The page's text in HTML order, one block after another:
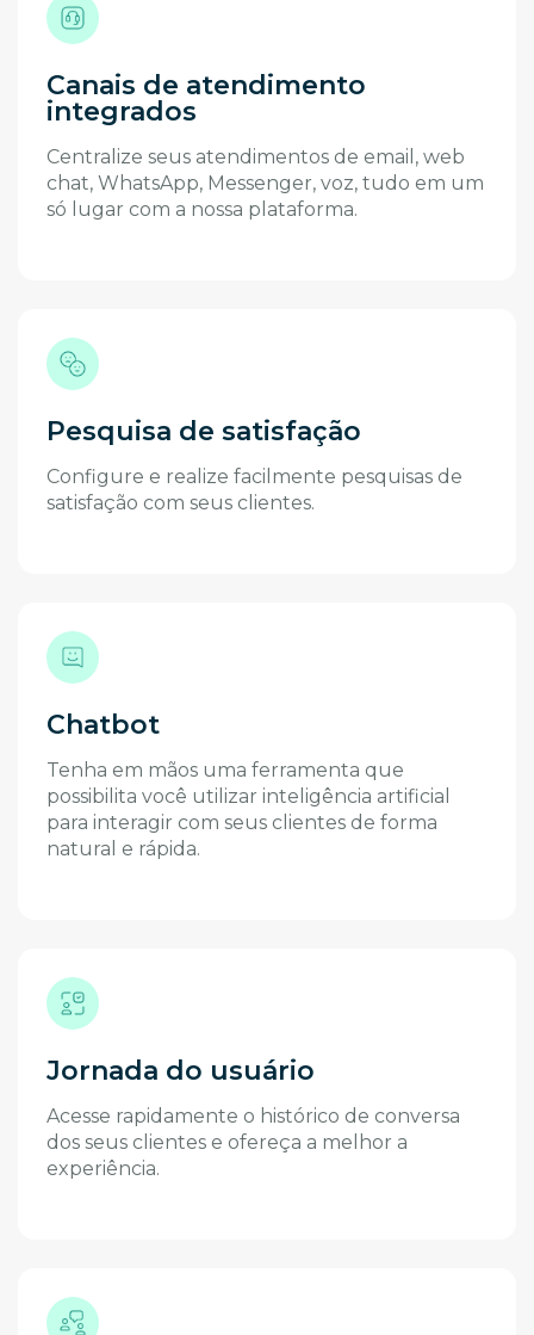
Canais de atendimento
integrados
Centralize seus atendimentos de email, web
chat, WhatsApp, Messenger, voz, tudo em um
só lugar com a nossa plataforma.
Pesquisa de satisfação
Configure e realize facilmente pesquisas de
satisfação com seus clientes.
Chatbot
Tenha em mãos uma ferramenta que
possibilita você utilizar inteligência artificial
para interagir com seus clientes de forma
natural e rápida.
Jornada do usuário
Acesse rapidamente o histórico de conversa
dos seus clientes e ofereça a melhor a
experiência.